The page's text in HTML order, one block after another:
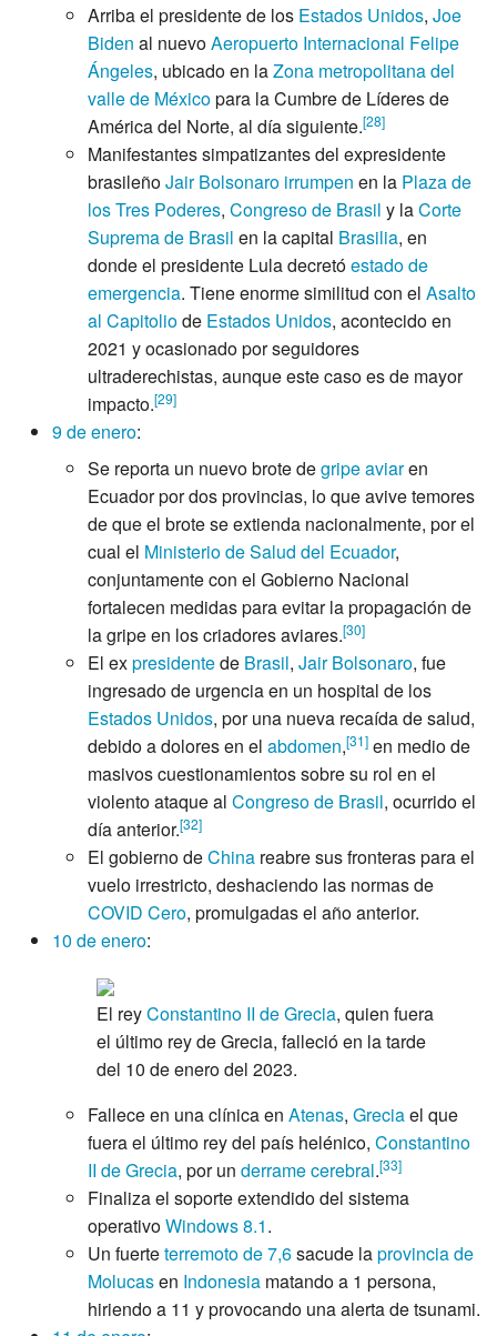
Arriba el presidente de los Estados Unidos, Joe
Biden al nuevoAeropuerto Internacional Felipe
Ángeles, ubicado en laZona metropolitana del
valle de Méxicopara la Cumbre de Líderes de
América del Norte, al día siguiente.[28]
Manifestantes simpatizantes del expresidente
brasileñoJair Bolsonaro irrumpen en la Plaza de
los Tres Poderes, Congreso de Brasil y laCorte
Suprema de Brasil en la capital Brasilia, en
donde el presidente Lula decretóestado de
emergencia. Tiene enorme similitud con el Asalto
al Capitoliode Estados Unidos, acontecido en
2021 y ocasionado por seguidores
ultraderechistas, aunque este caso es de mayor
impacto.[29]
9 de enero:
Se reporta un nuevo brote degripe aviaren
Ecuador por dos provincias, lo que avive temores
de que el brote se extienda nacionalmente, por el
cual el Ministerio de Salud del Ecuador,
conjuntamente con el Gobierno Nacional
fortalecen medidas para evitar la propagación de
la gripe en los criadores aviares.[30]
El expresidentede Brasil, Jair Bolsonaro, fue
ingresado de urgencia en un hospital de los
Estados Unidos, por una nueva recaída de salud,
debido a dolores en el abdomen,[31] en medio de
masivos cuestionamientos sobre su rol en el
violento ataque al Congreso de Brasil, ocurrido el
día anterior.[32]
El gobierno deChina reabre sus fronteras para el
vuelo irrestricto, deshaciendo las normas de
COVID Cero, promulgadas el año anterior.
10 de enero:
El reyConstantino II de Grecia, quien fuera
el último rey de Grecia, falleció en la tarde
del 10 de enero del 2023.
Fallece en una clínica en Atenas, Greciael que
fuera el último rey del país helénico, Constantino
II de Grecia, por un derrame cerebral.[33]
Finaliza el soporte extendido del sistema
operativoWindows 8.1.
Un fuerteterremoto de 7,6sacude laprovincia de
Molucasen Indonesia matando a 1 persona,
hiriendo a 11 y provocando una alerta de tsunami.